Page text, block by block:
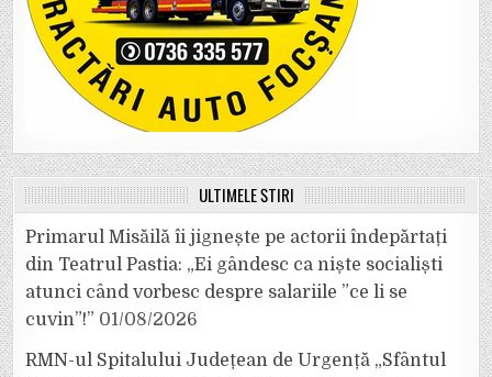
ULTIMELE ȘTIRI
Primarul Misăilă îi jignește pe actorii îndepărtați
din Teatrul Pastia: „Ei gândesc ca niște socialiști
atunci când vorbesc despre salariile ”ce li se
cuvin”!” 01/08/2026
RMN-ul Spitalului Județean de Urgență „Sfântul